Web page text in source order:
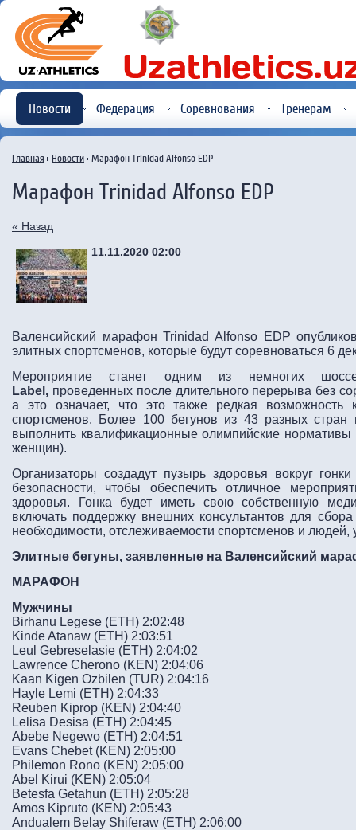
Новости Федерация Соревнования Тренерам
Главная Новости Марафон Trinidad Alfonso EDP
Марафон Trinidad Alfonso EDP
« Назад
11.11.2020 02:00
Валенсийский марафон Trinidad Alfonso EDP
элитных спортсменов, которые будут соревноваться 6
Мероприятие станет одним из немногих
Label, проведенных после длительного перерыва без
а это означает, что это также редкая возможность
спортсменов. Более 100 бегунов из 43 разных
выполнить квалификационные олимпийские
женщин).
Организаторы создадут пузырь здоровья вокруг
безопасности, чтобы обеспечить отличное
здоровья. Гонка будет иметь свою собственную
включать поддержку внешних консультантов для
необходимости, отслеживаемости спортсменов и людей,
Элитные бегуны, заявленные на Валенсийский
МАРАФОН
Мужчины
Birhanu Legese (ETH) 2:02:48
Kinde Atanaw (ETH) 2:03:51
Leul Gebreselasie (ETH) 2:04:02
Lawrence Cherono (KEN) 2:04:06
Kaan Kigen Ozbilen (TUR) 2:04:16
Hayle Lemi (ETH) 2:04:33
Reuben Kiprop (KEN) 2:04:40
Lelisa Desisa (ETH) 2:04:45
Abebe Negewo (ETH) 2:04:51
Evans Chebet (KEN) 2:05:00
Philemon Rono (KEN) 2:05:00
Abel Kirui (KEN) 2:05:04
Betesfa Getahun (ETH) 2:05:28
Amos Kipruto (KEN) 2:05:43
Andualem Belay Shiferaw (ETH) 2:06:00